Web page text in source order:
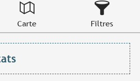
Carte Filtres